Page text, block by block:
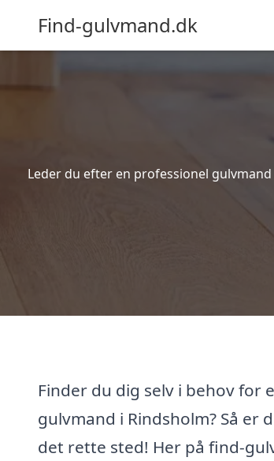
Find-gulvmand.dk
Leder du efter en professionel
Finder du dig selv i behov for
gulvmand i Rindsholm? Så er
det rette sted! Her på find-